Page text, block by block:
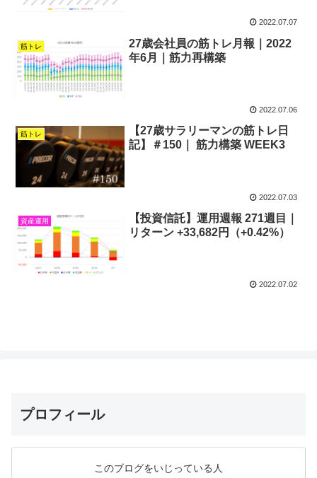
2022.07.07
筋トレ
27歳会社員の筋トレ月報｜2022
年6月｜筋力再構築
2022.07.06
筋トレ
【27歳サラリーマンの筋トレ日
記】＃150｜ 筋力構築 WEEK3
2022.07.03
資産運用
【投資信託】運用週報 271週目｜
リターン +33,682円（+0.42%）
2022.07.02
プロフィール
このブログをいじっている人